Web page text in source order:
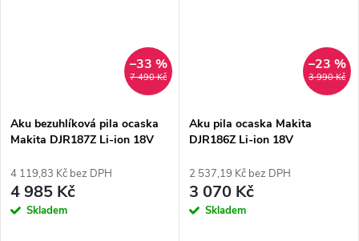
7 490 Kč
–33 %
Aku bezuhlíková pila ocaska
Makita DJR187Z Li-ion 18V
4 119,83 Kč bez DPH
4 985 Kč
Skladem
3 990 Kč
–23 %
Aku pila ocaska Makita
DJR186Z Li-ion 18V
2 537,19 Kč bez DPH
3 070 Kč
Skladem